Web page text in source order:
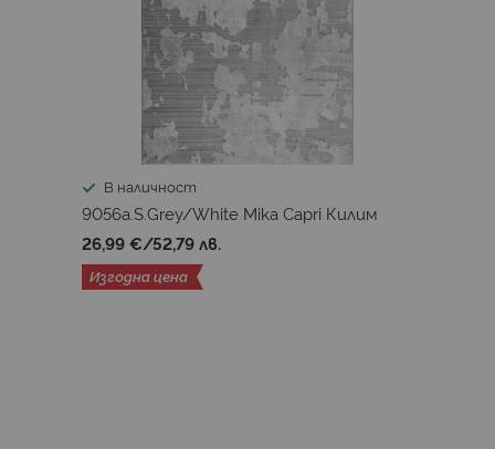
В наличност
9056a.S.Grey/White Mika Capri Килим
26,99 €/52,79 лв.
Изгодна цена